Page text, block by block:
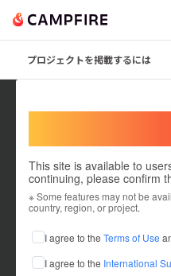
プロジェクトを掲載するには
This site is available to
continuing, please confirm
※ Some features may not be
country, region, or project.
I agree to the Terms of Use
I agree to the International
これまでに1件のプロジェクト
在住国：日本 現在地：青森県